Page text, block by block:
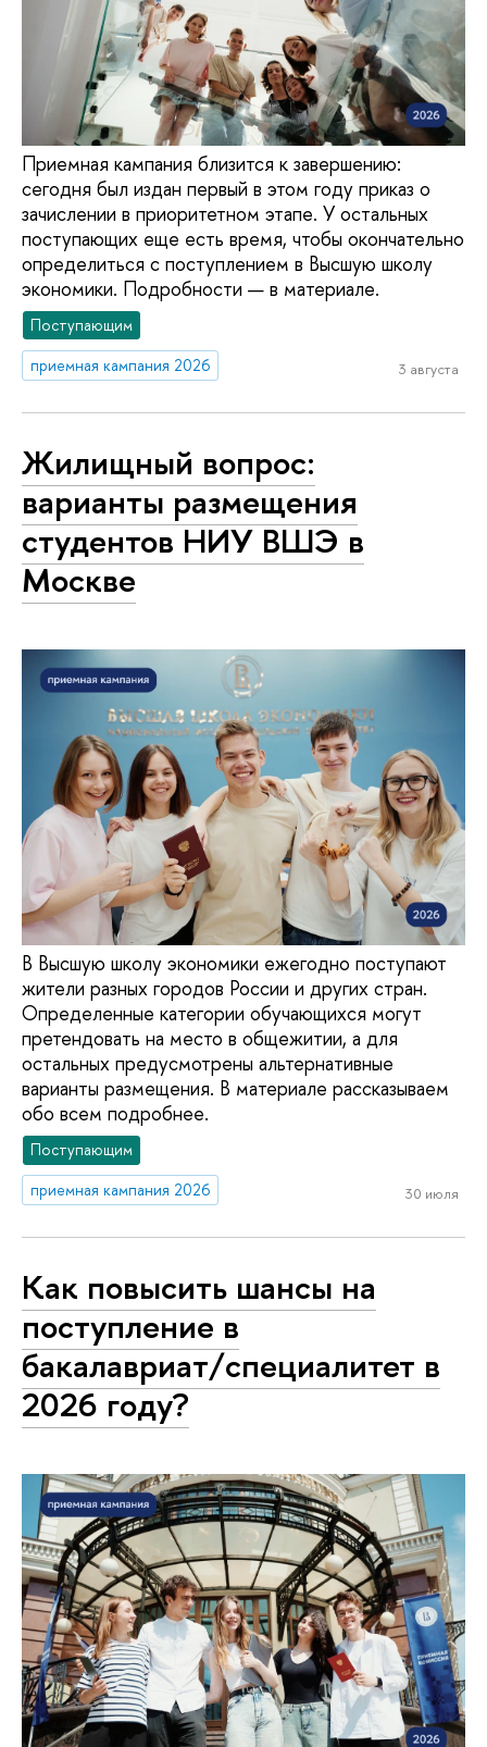
Приемная кампания близится к завершению:
сегодня был издан первый в этом году приказ о
зачислении в приоритетном этапе. У остальных
поступающих еще есть время, чтобы окончательно
определиться с поступлением в Высшую школу
экономики. Подробности — в материале.
Поступающим
приемная кампания 2026
3 августа
Жилищный вопрос:
варианты размещения
студентов НИУ ВШЭ в
Москве
В Высшую школу экономики ежегодно поступают
жители разных городов России и других стран.
Определенные категории обучающихся могут
претендовать на место в общежитии, а для
остальных предусмотрены альтернативные
варианты размещения. В материале рассказываем
обо всем подробнее.
Поступающим
приемная кампания 2026
30 июля
Как повысить шансы на
поступление в
бакалавриат/специалитет в
2026 году?